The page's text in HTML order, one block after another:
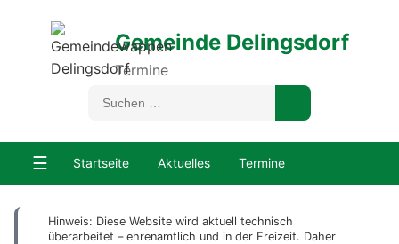
Gemeinde Delingsdorf
Termine
☰ Startseite Aktuelles Termine
Hinweis: Diese Website wird aktuell technisch
überarbeitet – ehrenamtlich und in der Freizeit. Daher